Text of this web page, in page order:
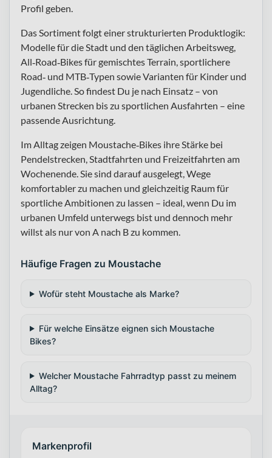
Profil geben.
Das Sortiment folgt einer strukturierten Produktlogik:
Modelle für die Stadt und den täglichen Arbeitsweg,
All‑Road‑Bikes für gemischtes Terrain, sportlichere
Road‑ und MTB‑Typen sowie Varianten für Kinder und
Jugendliche. So findest Du je nach Einsatz – von
urbanen Strecken bis zu sportlichen Ausfahrten – eine
passende Ausrichtung.
Im Alltag zeigen Moustache‑Bikes ihre Stärke bei
Pendelstrecken, Stadtfahrten und Freizeitfahrten am
Wochenende. Sie sind darauf ausgelegt, Wege
komfortabler zu machen und gleichzeitig Raum für
sportliche Ambitionen zu lassen – ideal, wenn Du im
urbanen Umfeld unterwegs bist und dennoch mehr
willst als nur von A nach B zu kommen.
Häufige Fragen zu Moustache
Wofür steht Moustache als Marke?
Für welche Einsätze eignen sich Moustache
Bikes?
Welcher Moustache Fahrradtyp passt zu meinem
Alltag?
Markenprofil